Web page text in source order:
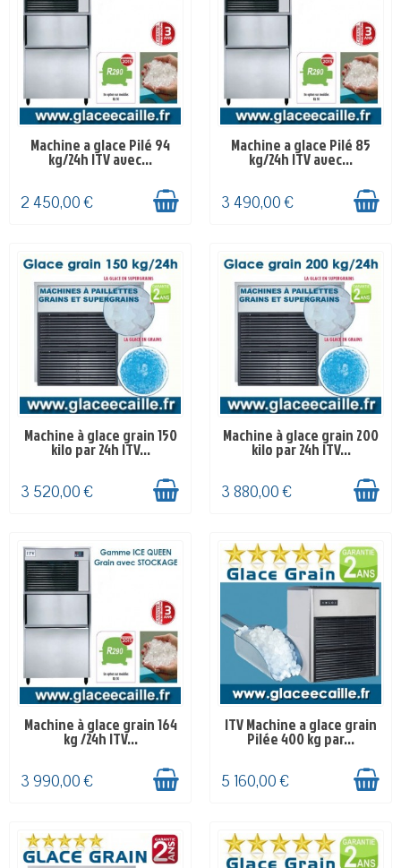
d’eau parfait pour les cocktails.
EN STOCK
Machine a glace Pilé 94
kg/24h ITV avec...
2 450,00 €
EN STOCK
Machine a glace Pilé 85
kg/24h ITV avec...
3 490,00 €
EN STOCK
Machine à glace grain 150
kilo par 24h ITV...
3 520,00 €
EN STOCK
Machine à glace grain 200
kilo par 24h ITV...
3 880,00 €
DELAI-4-5 SEMAINES
Machine à glace grain 164
kg /24h ITV...
3 990,00 €
DELAI 4-5 SEMAINES
ITV Machine a glace grain
Pilée 400 kg par...
5 160,00 €